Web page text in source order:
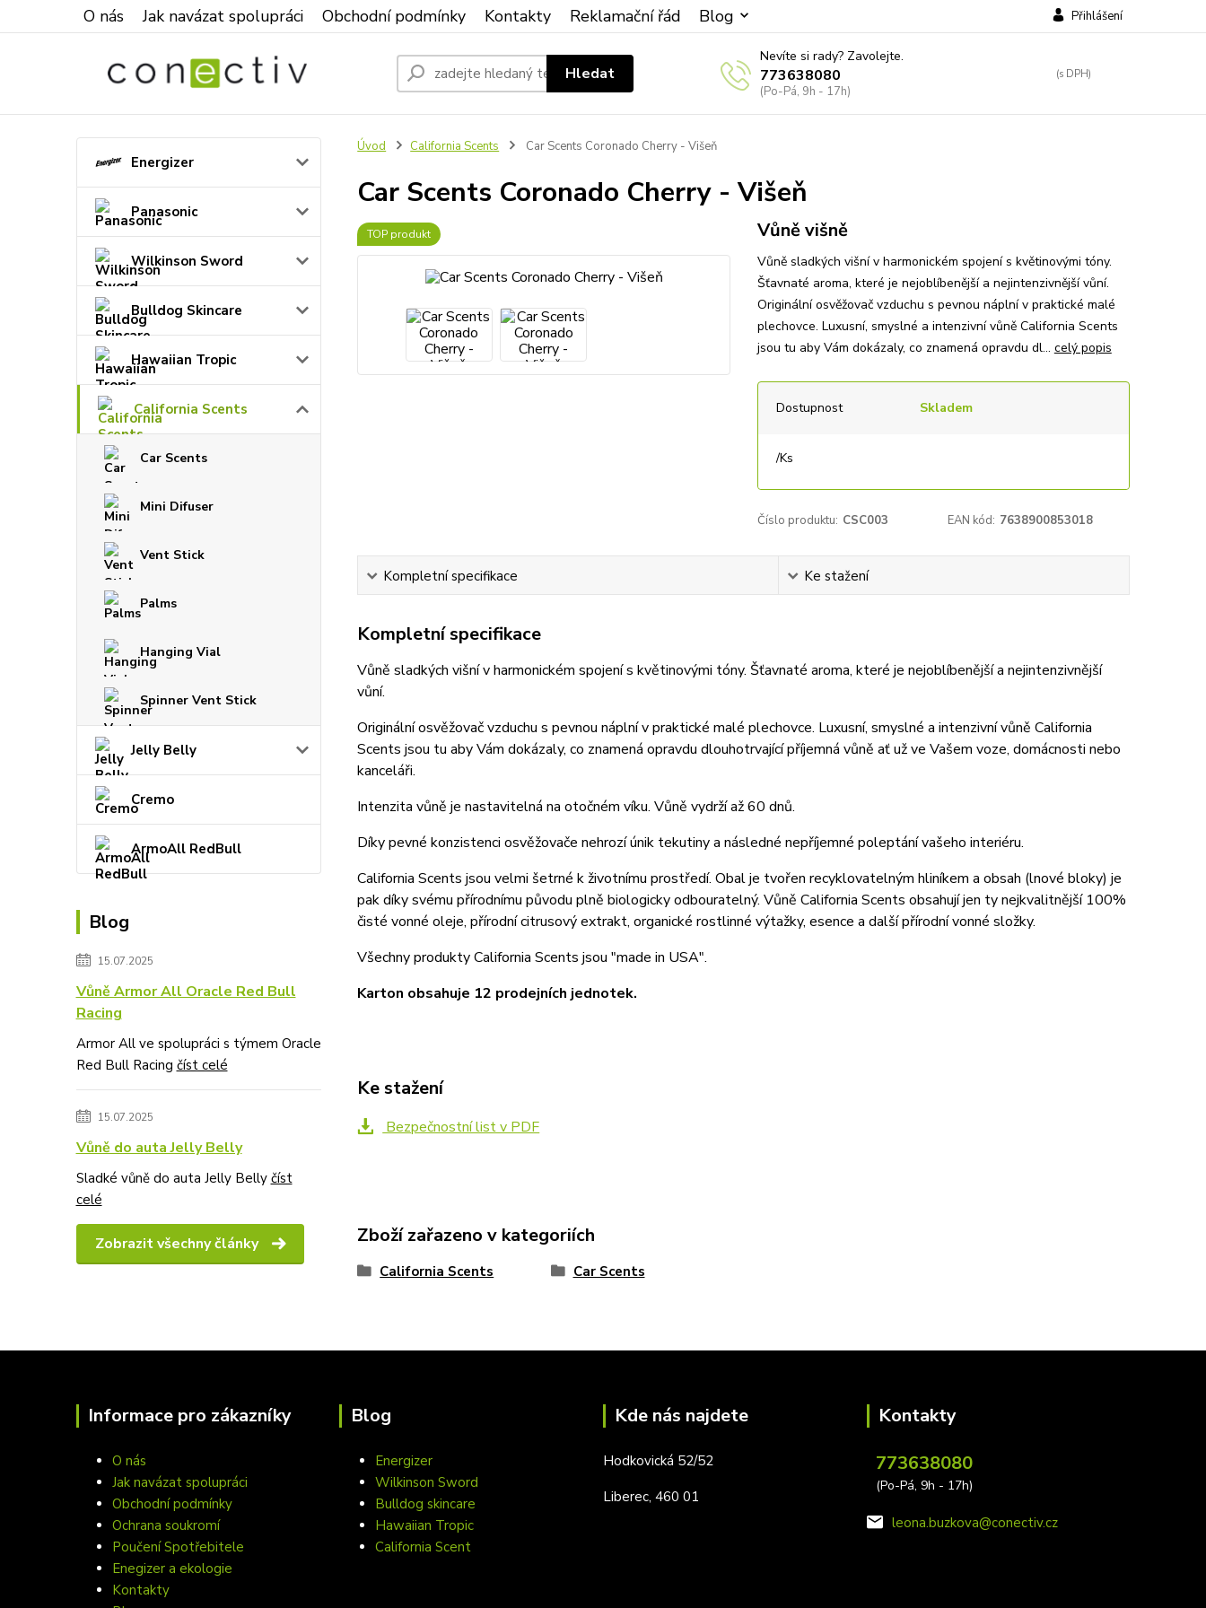
O nás Jak navázat spolupráci Obchodní podmínky Kontakty Reklamační řád Blog Přihlášení
Hledat
Nevíte si rady? Zavolejte.
773638080
(Po-Pá, 9h - 17h)
Energizer
Panasonic
Wilkinson Sword
Bulldog Skincare
Hawaiian Tropic
California Scents
Car Scents
Mini Difuser
Vent Stick
Palms
Hanging Vial
Spinner Vent Stick
Jelly Belly
Cremo
ArmoAll RedBull
Blog
15.07.2025
Vůně Armor All Oracle Red Bull
Racing
Armor All ve spolupráci s týmem Oracle
Red Bull Racing číst celé
15.07.2025
Vůně do auta Jelly Belly
Sladké vůně do auta Jelly Belly číst
celé
Zobrazit všechny články
Úvod California Scents Car Scents Coronado Cherry - Višeň
Car Scents Coronado Cherry - Višeň
TOP produkt Vůně višně
Vůně sladkých višní v harmonickém spojení s květinovými tóny.
Šťavnaté aroma, které je nejoblíbenější a nejintenzivnější vůní.
Originální osvěžovač vzduchu s pevnou náplní v praktické malé
plechovce. Luxusní, smyslné a intenzivní vůně California Scents
jsou tu aby Vám dokázaly, co znamená opravdu dl... celý popis
Dostupnost Skladem
/Ks
Číslo produktu: CSC003 EAN kód: 7638900853018
Kompletní specifikace Ke stažení
Kompletní specifikace
Vůně sladkých višní v harmonickém spojení s květinovými tóny. Šťavnaté aroma, které je nejoblíbenější a nejintenzivnější
vůní.
Originální osvěžovač vzduchu s pevnou náplní v praktické malé plechovce. Luxusní, smyslné a intenzivní vůně California
Scents jsou tu aby Vám dokázaly, co znamená opravdu dlouhotrvající příjemná vůně ať už ve Vašem voze, domácnosti nebo
kanceláři.
Intenzita vůně je nastavitelná na otočném víku. Vůně vydrží až 60 dnů.
Díky pevné konzistenci osvěžovače nehrozí únik tekutiny a následné nepříjemné poleptání vašeho interiéru.
California Scents jsou velmi šetrné k životnímu prostředí. Obal je tvořen recyklovatelným hliníkem a obsah (lnové bloky) je
pak díky svému přírodnímu původu plně biologicky odbouratelný. Vůně California Scents obsahují jen ty nejkvalitnější 100%
čisté vonné oleje, přírodní citrusový extrakt, organické rostlinné výtažky, esence a další přírodní vonné složky.
Všechny produkty California Scents jsou "made in USA".
Karton obsahuje 12 prodejních jednotek.
Ke stažení
Bezpečnostní list v PDF
Zboží zařazeno v kategoriích
California Scents Car Scents
Informace pro zákazníky
O nás
Jak navázat spolupráci
Obchodní podmínky
Ochrana soukromí
Poučení Spotřebitele
Enegizer a ekologie
Kontakty
Blog
Energizer
Wilkinson Sword
Bulldog skincare
Hawaiian Tropic
California Scent
Kde nás najdete
Hodkovická 52/52
Liberec, 460 01
Kontakty
773638080
(Po-Pá, 9h - 17h)
leona.buzkova@conectiv.cz